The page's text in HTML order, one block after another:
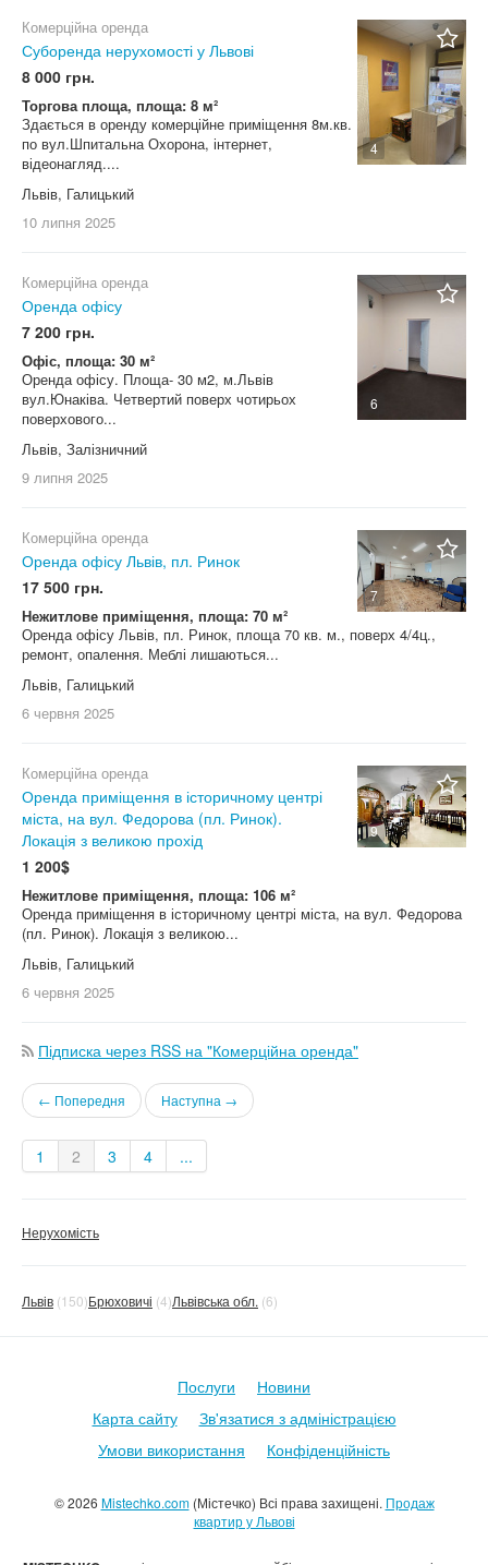
4
Комерційна оренда
Суборенда нерухомості у Львові
8 000 грн.
Торгова площа, площа: 8 м²
Здається в оренду комерційне приміщення 8м.кв.
по вул.Шпитальна Охорона, інтернет,
відеонагляд....
Львів, Галицький
10 липня 2025
6
Комерційна оренда
Оренда офісу
7 200 грн.
Офіс, площа: 30 м²
Оренда офісу. Площа- 30 м2, м.Львів
вул.Юнаківа. Четвертий поверх чотирьох
поверхового...
Львів, Залізничний
9 липня 2025
7
Комерційна оренда
Оренда офісу Львів, пл. Ринок
17 500 грн.
Нежитлове приміщення, площа: 70 м²
Оренда офісу Львів, пл. Ринок, площа 70 кв. м., поверх 4/4ц.,
ремонт, опалення. Меблі лишаються...
Львів, Галицький
6 червня 2025
9
Комерційна оренда
Оренда приміщення в історичному центрі
міста, на вул. Федорова (пл. Ринок).
Локація з великою прохід
1 200$
Нежитлове приміщення, площа: 106 м²
Оренда приміщення в історичному центрі міста, на вул. Федорова
(пл. Ринок). Локація з великою...
Львів, Галицький
6 червня 2025
Підписка через RSS на "Комерційна оренда"
← Попередня Наступна →
1 2 3 4 ...
Нерухомість
Львів (150)Брюховичі (4)Львівська обл. (6)
© 2026 Mistechko.com(Містечко) Всі права захищені. Продаж
квартир у Львові
Послуги
Новини
Карта сайту
Зв'язатися з адміністрацією
Умови використання
Конфіденційність